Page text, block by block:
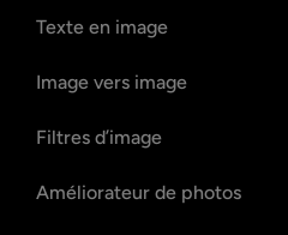
Texte en image
Image vers image
Filtres d’image
Améliorateur de photos